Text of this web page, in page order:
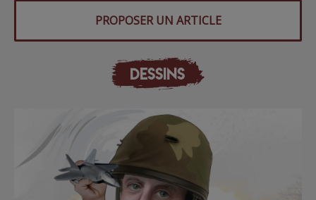
PROPOSER UN ARTICLE
DESSINS